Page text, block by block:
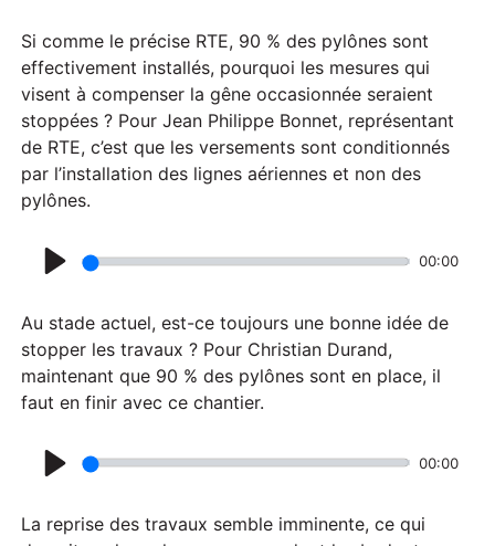
l
a
y
Si comme le précise RTE, 90 % des pylônes sont
effectivement installés, pourquoi les mesures qui
visent à compenser la gêne occasionnée seraient
stoppées ? Pour Jean Philippe Bonnet, représentant
de RTE, c’est que les versements sont conditionnés
par l’installation des lignes aériennes et non des
pylônes.
l
a
y
00:00
Au stade actuel, est-ce toujours une bonne idée de
stopper les travaux ? Pour Christian Durand,
maintenant que 90 % des pylônes sont en place, il
faut en finir avec ce chantier.
l
00:00
La reprise des travaux semble imminente, ce qui